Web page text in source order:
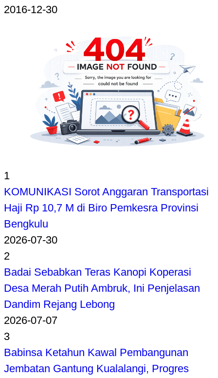
2016-12-30
1
KOMUNIKASI Sorot Anggaran Transportasi
Haji Rp 10,7 M di Biro Pemkesra Provinsi
Bengkulu
2026-07-30
2
Badai Sebabkan Teras Kanopi Koperasi
Desa Merah Putih Ambruk, Ini Penjelasan
Dandim Rejang Lebong
2026-07-07
3
Babinsa Ketahun Kawal Pembangunan
Jembatan Gantung Kualalangi, Progres